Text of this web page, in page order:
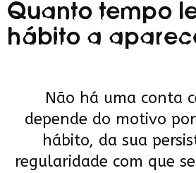
Quanto tempo
hábito a
Não há uma conta
depende do motivo
hábito, da sua
regularidade com que